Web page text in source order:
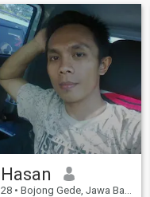
Hasan
28 • Bojong Gede, Jawa Barat, Indonesia